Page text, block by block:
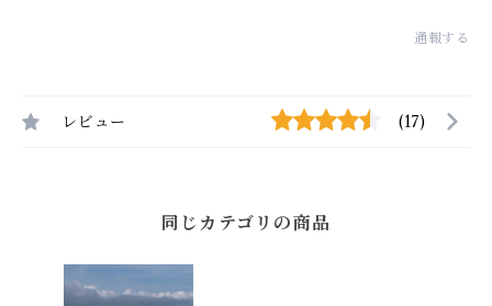
通報する
レビュー (17)
同じカテゴリの商品